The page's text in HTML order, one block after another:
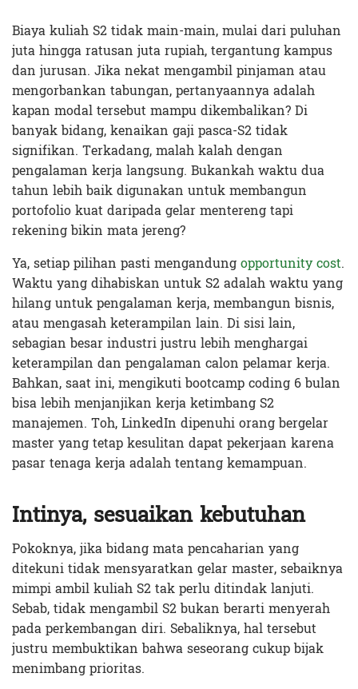
Biaya kuliah S2 tidak main-main, mulai dari puluhan
juta hingga ratusan juta rupiah, tergantung kampus
dan jurusan. Jika nekat mengambil pinjaman atau
mengorbankan tabungan, pertanyaannya adalah
kapan modal tersebut mampu dikembalikan? Di
banyak bidang, kenaikan gaji pasca-S2 tidak
signifikan. Terkadang, malah kalah dengan
pengalaman kerja langsung. Bukankah waktu dua
tahun lebih baik digunakan untuk membangun
portofolio kuat daripada gelar mentereng tapi
rekening bikin mata jereng?
Ya, setiap pilihan pasti mengandungopportunity cost.
Waktu yang dihabiskan untuk S2 adalah waktu yang
hilang untuk pengalaman kerja, membangun bisnis,
atau mengasah keterampilan lain. Di sisi lain,
sebagian besar industri justru lebih menghargai
keterampilan dan pengalaman calon pelamar kerja.
Bahkan, saat ini, mengikuti bootcamp coding 6 bulan
bisa lebih menjanjikan kerja ketimbang S2
manajemen. Toh, LinkedIn dipenuhi orang bergelar
master yang tetap kesulitan dapat pekerjaan karena
pasar tenaga kerja adalah tentang kemampuan.
Intinya, sesuaikan kebutuhan
Pokoknya, jika bidang mata pencaharian yang
ditekuni tidak mensyaratkan gelar master, sebaiknya
mimpi ambil kuliah S2 tak perlu ditindak lanjuti.
Sebab, tidak mengambil S2 bukan berarti menyerah
pada perkembangan diri. Sebaliknya, hal tersebut
justru membuktikan bahwa seseorang cukup bijak
menimbang prioritas.